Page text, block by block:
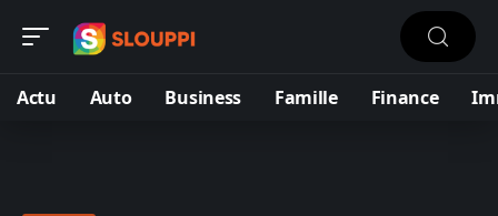
Actu Auto Business Famille Finance